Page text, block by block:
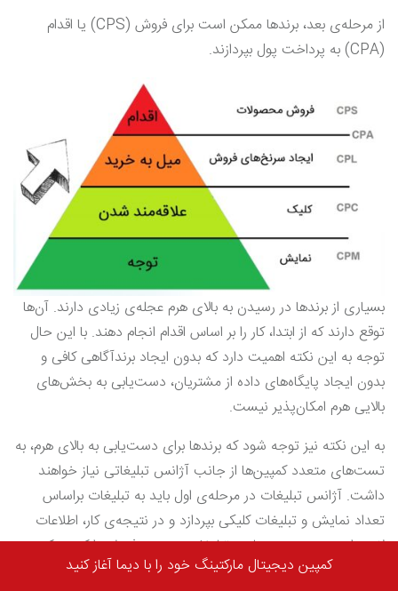
از مرحله‌ی بعد، برندها ممکن است برای فروش (CPS) یا اقدام
(CPA) به پرداخت پول بپردازند.
بسیاری از برندها در رسیدن به بالای هرم عجله‌ی زیادی دارند. آن‌ها
توقع دارند که از ابتدا، کار را بر اساس اقدام انجام دهند. با این حال
توجه به این نکته اهمیت دارد که بدون ایجاد برندآگاهی کافی و
بدون ایجاد پایگاه‌های داده از مشتریان، دست‌یابی به بخش‌های
بالایی هرم امکان‌پذیر نیست.
به این نکته نیز توجه شود که برندها برای دست‌یابی به بالای هرم، به
تست‌های متعدد کمپین‌ها از جانب آژانس تبلیغاتی نیاز خواهند
داشت. آژانس تبلیغات در مرحله‌ی اول باید به تبلیغات براساس
تعداد نمایش و تبلیغات کلیکی بپردازد و در نتیجه‌ی کار، اطلاعات
لازم برای رسیدن به مرحله‌ی تبلیغات منجر به فروش را کسب کند.
طی کردن این مسیر بدون سپری کردن و تهیه‌ی پیش‌نیازها
کمپین دیجیتال مارکتینگ خود را با دیما آغاز کنید